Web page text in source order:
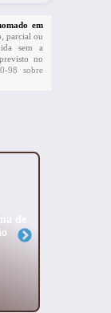
em
parcial ou
sem a
no
98 sobre
de